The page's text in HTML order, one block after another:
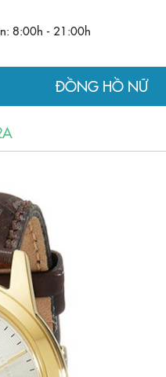
8:00h - 21:00h
ĐỒNG HỒ NỮ